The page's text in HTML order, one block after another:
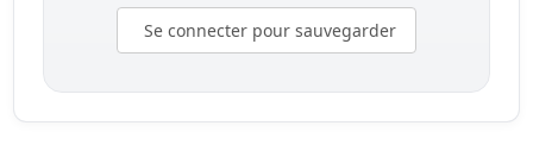
Se connecter pour sauvegarder